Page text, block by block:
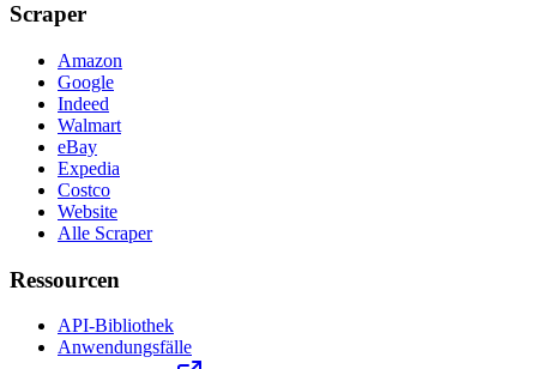
Scraper
Amazon
Google
Indeed
Walmart
eBay
Expedia
Costco
Website
Alle Scraper
Ressourcen
API-Bibliothek
Anwendungsfälle